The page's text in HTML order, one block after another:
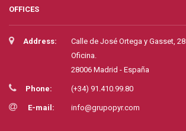
OFFICES
Address:
Calle de José Ortega y Gasset, 28
Oficina.
28006 Madrid - España
Phone: (+34) 91.410.99.80
E-mail: info@grupopyr.com